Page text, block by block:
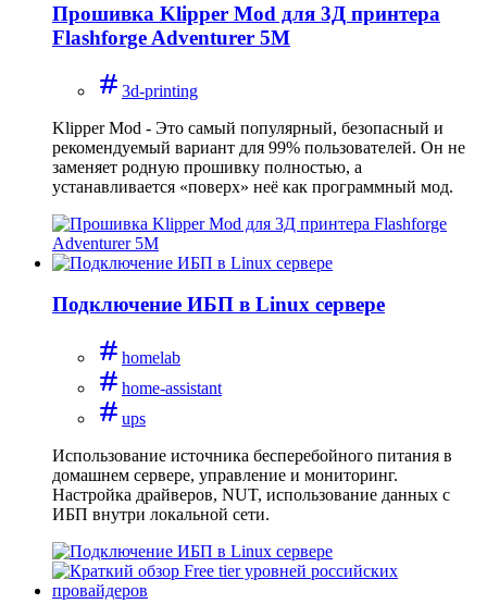
Прошивка Klipper Mod для 3Д принтера
Flashforge Adventurer 5M
3d-printing
Klipper Mod - Это самый популярный, безопасный и
рекомендуемый вариант для 99% пользователей. Он не
заменяет родную прошивку полностью, а
устанавливается «поверх» неё как программный мод.
Подключение ИБП в Linux сервере
homelab
home-assistant
ups
Использование источника бесперебойного питания в
домашнем сервере, управление и мониторинг.
Настройка драйверов, NUT, использование данных с
ИБП внутри локальной сети.